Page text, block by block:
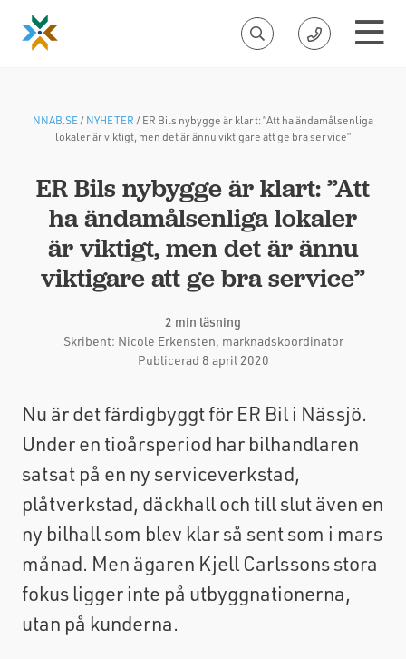
NNAB.SE/NYHETER /ER Bils nybygge är klart: ”Att ha ändamålsenliga
lokaler är viktigt, men det är ännu viktigare att ge bra service”
ER Bils nybygge är klart: ”Att
ha ändamålsenliga lokaler
är viktigt, men det är ännu
viktigare att ge bra service”
2 min läsning
Skribent: Nicole Erkensten, marknadskoordinator
Publicerad 8 april 2020
Nu är det färdigbyggt för ER Bil i Nässjö.
Under en tioårsperiod har bilhandlaren
satsat på en ny serviceverkstad,
plåtverkstad, däckhall och till slut även en
ny bilhall som blev klar så sent som i mars
månad. Men ägaren Kjell Carlssons stora
fokus ligger inte på utbyggnationerna,
utan på kunderna.